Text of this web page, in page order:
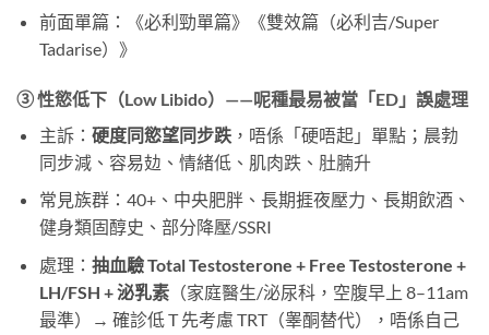
前面單篇：《必利勁單篇》《雙效篇（必利吉/Super
Tadarise）》
③ 性慾低下（Low Libido）——呢種最易被當「ED」誤處理
主訴： 硬度同慾望同步跌，唔係「硬唔起」單點；晨勃
同步減、容易攰、情緒低、肌肉跌、肚腩升
常見族群：40+、中央肥胖、長期捱夜壓力、長期飲酒、
健身類固醇史、部分降壓/SSRI
處理： 抽血驗 Total Testosterone + Free Testosterone +
LH/FSH + 泌乳素（家庭醫生/泌尿科，空腹早上 8–11am
最準）→ 確診低 T 先考慮 TRT（睾酮替代），唔係自己